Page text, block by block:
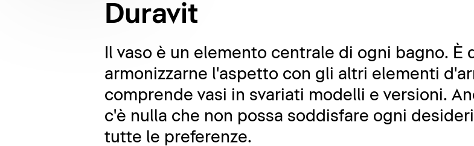
Duravit
Il vaso è un elemento centrale di ogni bagno.
armonizzarne l'aspetto con gli altri elementi
comprende vasi in svariati modelli e versioni.
c'è nulla che non possa soddisfare ogni
tutte le preferenze.